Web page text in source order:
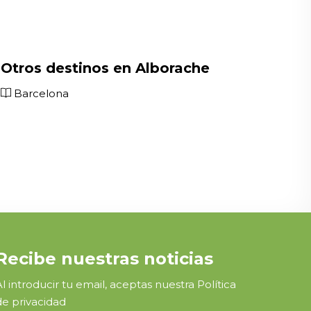
Otros destinos en Alborache
Barcelona
nuestras noticias
introducir tu email, aceptas nuestra Política
privacidad